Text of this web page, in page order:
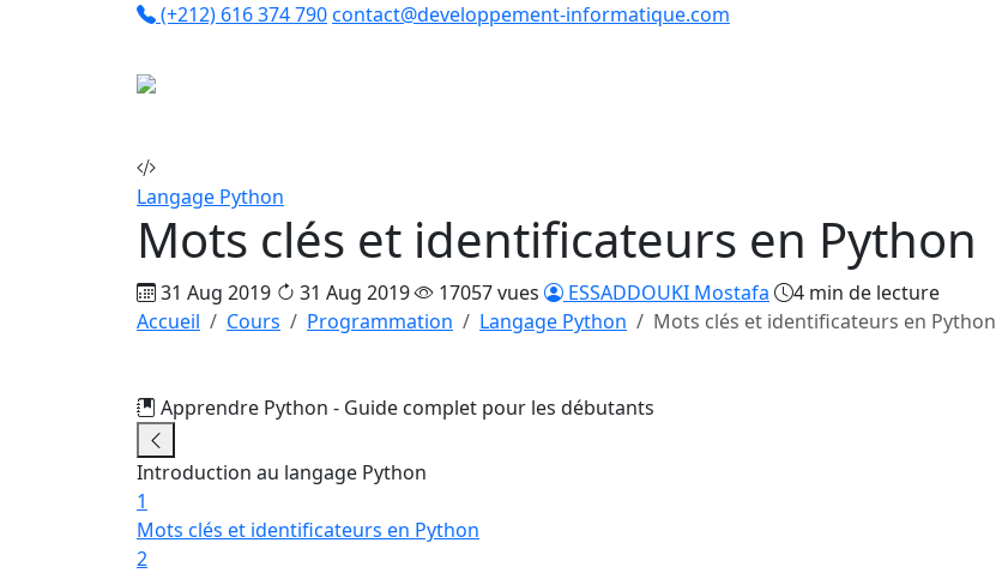
(+212) 616 374 790contact@developpement-informatique.com
Langage Python
Mots clés et identificateurs en Python
31 Aug 2019 31 Aug 2019 17057 vues ESSADDOUKI Mostafa
4 min de lecture
Accueil
Cours Programmation Langage Python Mots clés et identificateurs en Python
Apprendre Python - Guide complet pour les débutants
Introduction au langage Python
1
Mots clés et identificateurs en Python
2